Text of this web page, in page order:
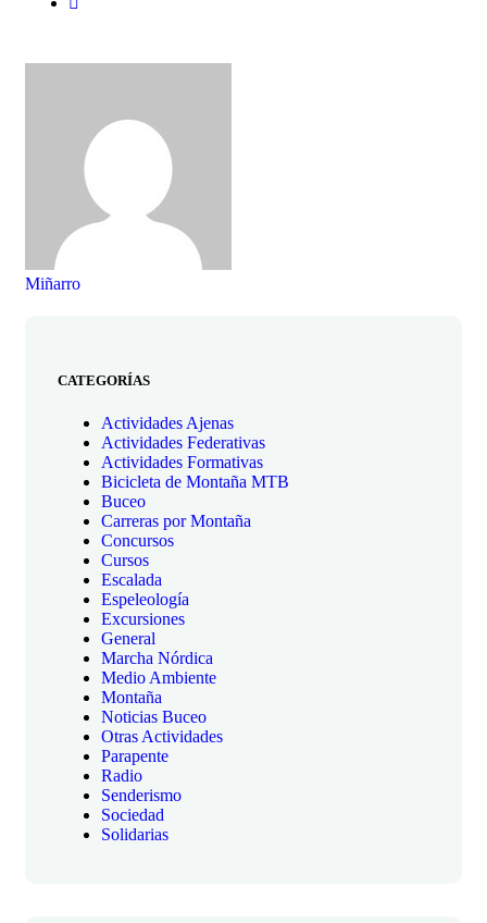
Miñarro
CATEGORÍAS
Actividades Ajenas
Actividades Federativas
Actividades Formativas
Bicicleta de Montaña MTB
Buceo
Carreras por Montaña
Concursos
Cursos
Escalada
Espeleología
Excursiones
General
Marcha Nórdica
Medio Ambiente
Montaña
Noticias Buceo
Otras Actividades
Parapente
Radio
Senderismo
Sociedad
Solidarias